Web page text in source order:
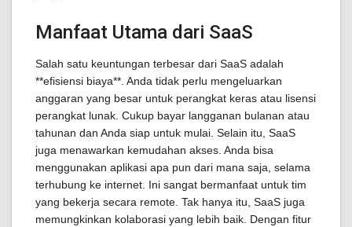
Manfaat Utama dari SaaS
Salah satu keuntungan terbesar dari SaaS adalah
**efisiensi biaya**. Anda tidak perlu mengeluarkan
anggaran yang besar untuk perangkat keras atau lisensi
perangkat lunak. Cukup bayar langganan bulanan atau
tahunan dan Anda siap untuk mulai. Selain itu, SaaS
juga menawarkan kemudahan akses. Anda bisa
menggunakan aplikasi apa pun dari mana saja, selama
terhubung ke internet. Ini sangat bermanfaat untuk tim
yang bekerja secara remote. Tak hanya itu, SaaS juga
memungkinkan kolaborasi yang lebih baik. Dengan fitur